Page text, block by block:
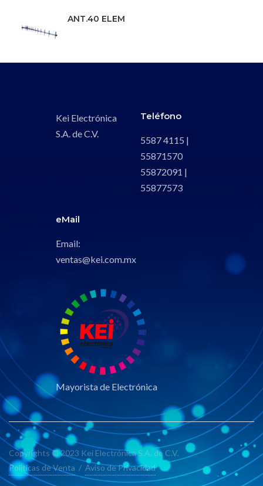
ANT.40 ELEM
Kei Electrónica
S.A. de C.V.
Teléfono
5587 4115 |
55871570
55872091 |
55877573
eMail
Email:
ventas@kei.com.mx
Mayorista de Electrónica
Copyrights © 2023 Kei Electrónica S.A. de C.V.
Políticas de Venta / Aviso de Privacidad